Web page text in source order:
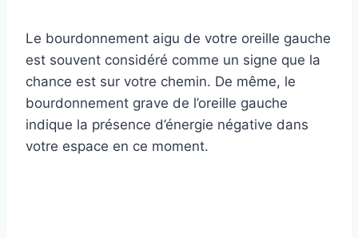
Le bourdonnement aigu de votre oreille gauche
est souvent considéré comme un signe que la
chance est sur votre chemin. De même, le
bourdonnement grave de l’oreille gauche
indique la présence d’énergie négative dans
votre espace en ce moment.